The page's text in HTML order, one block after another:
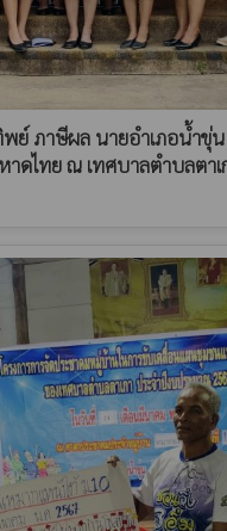
ย์ ภาษีผล นายอำเภอน้ำขุ่
าดไทย ณ เทศบาลตำบลตา